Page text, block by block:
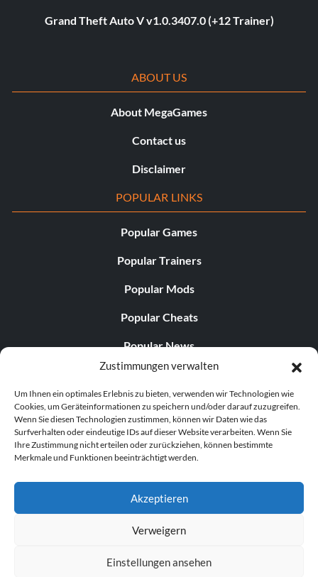
Zustimmungen verwalten
Um Ihnen ein optimales Erlebnis zu bieten, verwenden wir Technologien wie
Cookies, um Geräteinformationen zu speichern und/oder darauf zuzugreifen.
Wenn Sie diesen Technologien zustimmen, können wir Daten wie das
Surfverhalten oder eindeutige IDs auf dieser Website verarbeiten. Wenn Sie
Ihre Zustimmung nicht erteilen oder zurückziehen, können bestimmte
Merkmale und Funktionen beeinträchtigt werden.
Akzeptieren
Verweigern
Einstellungen ansehen
Grand Theft Auto V v1.0.3407.0 (+12 Trainer)
ABOUT US
About MegaGames
Contact us
Disclaimer
POPULAR LINKS
Popular Games
Popular Trainers
Popular Mods
Popular Cheats
Popular News
Popular Editorials
Popular Free Games
LATEST UPDATES
© 1998–2026 MegaGames.com All rights reserved